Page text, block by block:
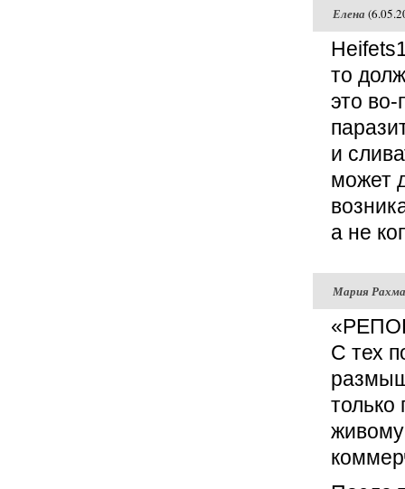
Елена
то
это
и
может
а не
Мария
С тех
только